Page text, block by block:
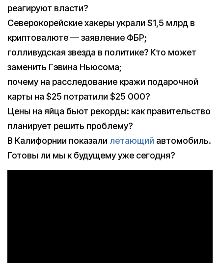
реагируют власти?
Северокорейские хакеры украли $1,5 млрд в
криптовалюте — заявление ФБР;
голливудская звезда в политике? Кто может
заменить Гэвина Ньюсома;
почему на расследование кражи подарочной
карты на $25 потратили $25 000?
Цены на яйца бьют рекорды: как правительство
планирует решить проблему?
В Калифорнии показали летающий автомобиль.
Готовы ли мы к будущему уже сегодня?